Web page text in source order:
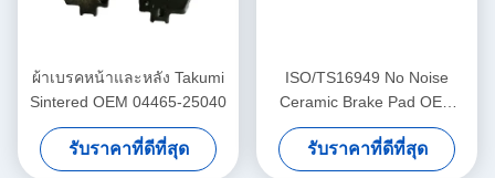
ผ้าเบรคหน้าและหลัง Takumi
Sintered OEM 04465-25040
รับราคาที่ดีที่สุด
ISO/TS16949 No Noise
Ceramic Brake Pad OEM
04465-0D140 สำหรับรถยนต์
ญี่ปุ่นและเกาหลี
รับราคาที่ดีที่สุด